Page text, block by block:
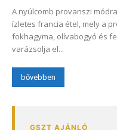
A nyúlcomb provanszi
ízletes francia étel, mely a
fokhagyma, olívabogyó és
varázsolja el...
bővebben